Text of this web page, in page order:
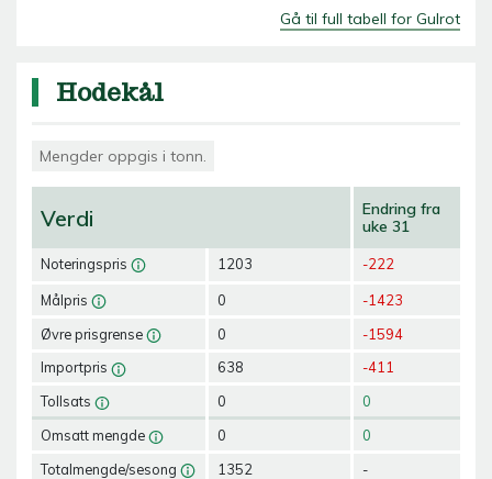
Gå til full tabell for Gulrot
Hodekål
Mengder oppgis i tonn.
Verdi
Noteringspris
Målpris
Øvre prisgrense
Importpris
Tollsats
Omsatt mengde
Totalmengde/sesong
1203
0
0
638
0
0
1352
Endring fra
uke 31
-222
-1423
-1594
-411
0
0
-